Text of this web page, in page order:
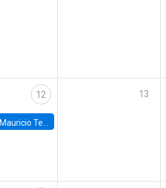
12
Mauricio Tejada, UDP
13